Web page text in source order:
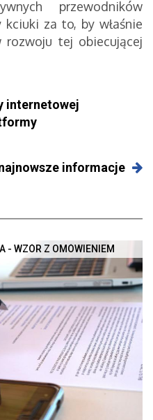
przewodników
za to, by właśnie
rozwoju tej obiecującej
internetowej
informacje
- WZÓR Z OMÓWIENIEM